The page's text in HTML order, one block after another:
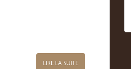
LIRE LA SUITE